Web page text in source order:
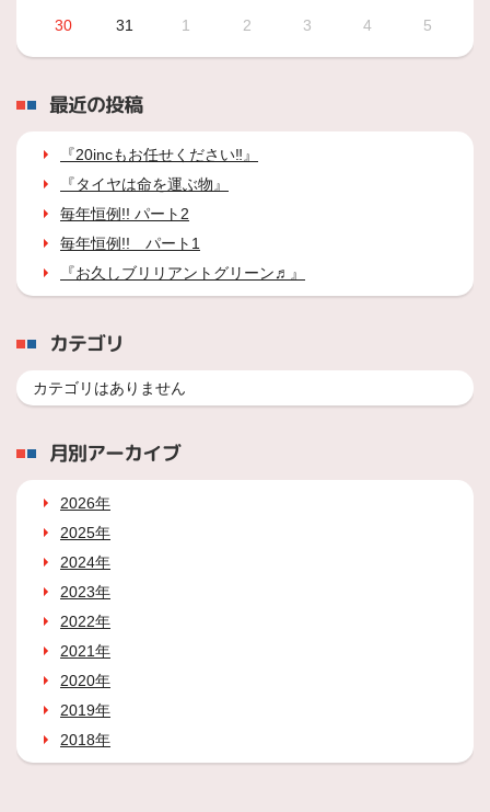
30
31 1 2 3 4 5
最近の投稿
『20incもお任せください‼』
『タイヤは命を運ぶ物』
毎年恒例!! パート2
毎年恒例!! パート1
『お久しブリリアントグリーン♬』
カテゴリ
カテゴリはありません
月別アーカイブ
2026年
2025年
2024年
2023年
2022年
2021年
2020年
2019年
2018年